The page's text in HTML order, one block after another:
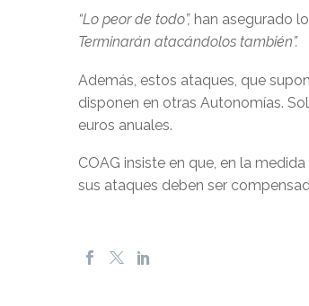
“Lo peor de todo”, han asegurado
Terminarán atacándolos también”.
Además, estos ataques, que
disponen en otras Autonomías.
euros anuales.
COAG insiste en que, en la
sus ataques deben ser